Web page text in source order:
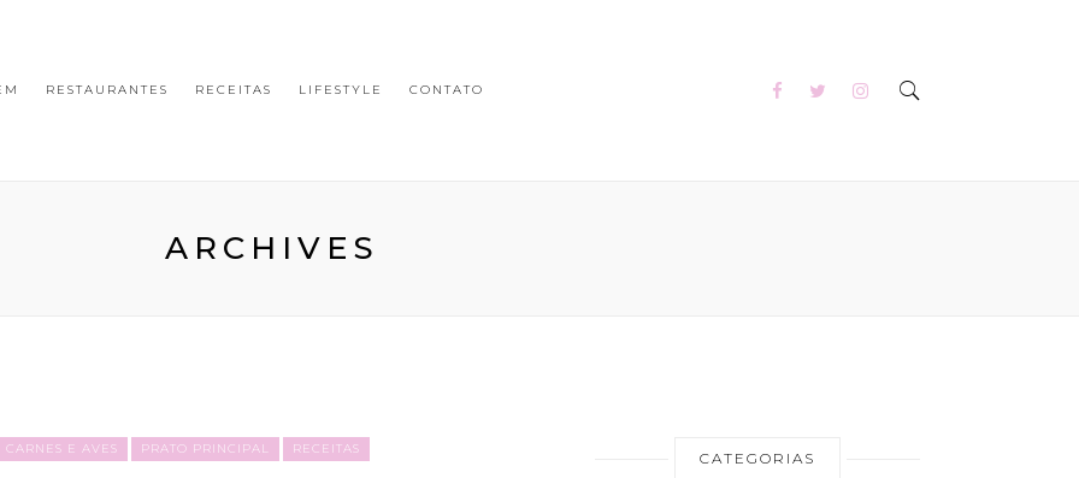
RESTAURANTES RECEITAS LIFESTYLE CONTATO
ARCHIVES
CARNES E AVES PRATO PRINCIPAL RECEITAS
CATEGORIAS